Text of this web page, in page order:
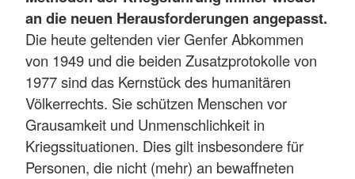
an die neuen Herausforderungen angepasst.
Die heute geltenden vier Genfer Abkommen
von 1949 und die beiden Zusatzprotokolle von
1977 sind das Kernstück des humanitären
Völkerrechts. Sie schützen Menschen vor
Grausamkeit und Unmenschlichkeit in
Kriegssituationen. Dies gilt insbesondere für
Personen, die nicht (mehr) an bewaffneten